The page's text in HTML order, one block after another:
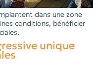
dans une zone
conditions, bénéficier
unique